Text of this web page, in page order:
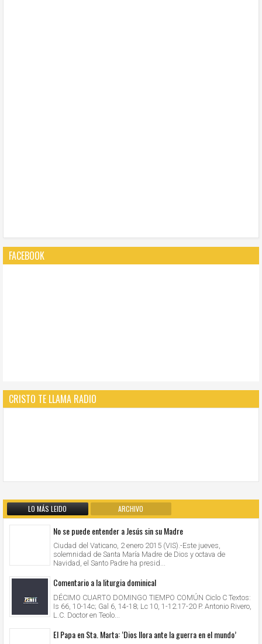
FACEBOOK
CRISTO TE LLAMA RADIO
LO MÁS LEIDO ARCHIVO
No se puede entender a Jesús sin su Madre
Ciudad del Vaticano, 2 enero 2015 (VIS).-Este jueves,
solemnidad de Santa María Madre de Dios y octava de
Navidad, el Santo Padre ha presid...
Comentario a la liturgia dominical
DÉCIMO CUARTO DOMINGO TIEMPO COMÚN Ciclo C Textos:
Is 66, 10-14c; Gal 6, 14-18; Lc 10, 1-12.17-20 P. Antonio Rivero,
L.C. Doctor en Teolo...
El Papa en Sta. Marta: ‘Dios llora ante la guerra en el mundo’